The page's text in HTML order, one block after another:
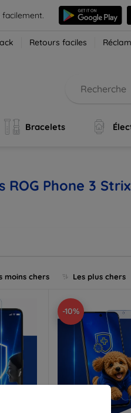
Retours faciles
Bracelets
ROG Phone 3
moins chers Les plus chers
-10%